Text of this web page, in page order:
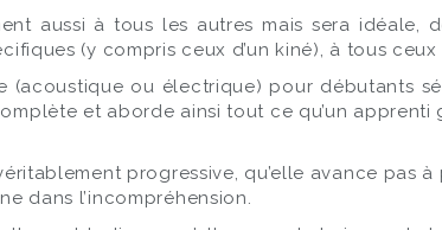
aussi à tous les autres mais sera idéale,
(y compris ceux d’un kiné), à tous
(acoustique ou électrique) pour débutants
et aborde ainsi tout ce qu’un
progressive, qu’elle avance pas à
dans l’incompréhension.